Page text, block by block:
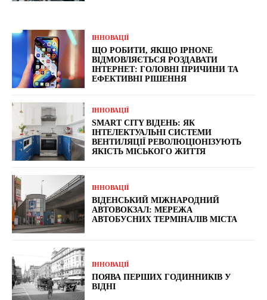
ІННОВАЦІЇ
ЩО РОБИТИ, ЯКЩО IPHONE
ВІДМОВЛЯЄТЬСЯ РОЗДАВАТИ
ІНТЕРНЕТ: ГОЛОВНІ ПРИЧИНИ ТА
ЕФЕКТИВНІ РІШЕННЯ
ІННОВАЦІЇ
SMART CITY ВІДЕНЬ: ЯК
ІНТЕЛЕКТУАЛЬНІ СИСТЕМИ
ВЕНТИЛЯЦІЇ РЕВОЛЮЦІОНІЗУЮТЬ
ЯКІСТЬ МІСЬКОГО ЖИТТЯ
ІННОВАЦІЇ
ВІДЕНСЬКИЙ МІЖНАРОДНИЙ
АВТОВОКЗАЛ: МЕРЕЖА
АВТОБУСНИХ ТЕРМІНАЛІВ МІСТА
ІННОВАЦІЇ
ПОЯВА ПЕРШИХ ГОДИННИКІВ У
ВІДНІ